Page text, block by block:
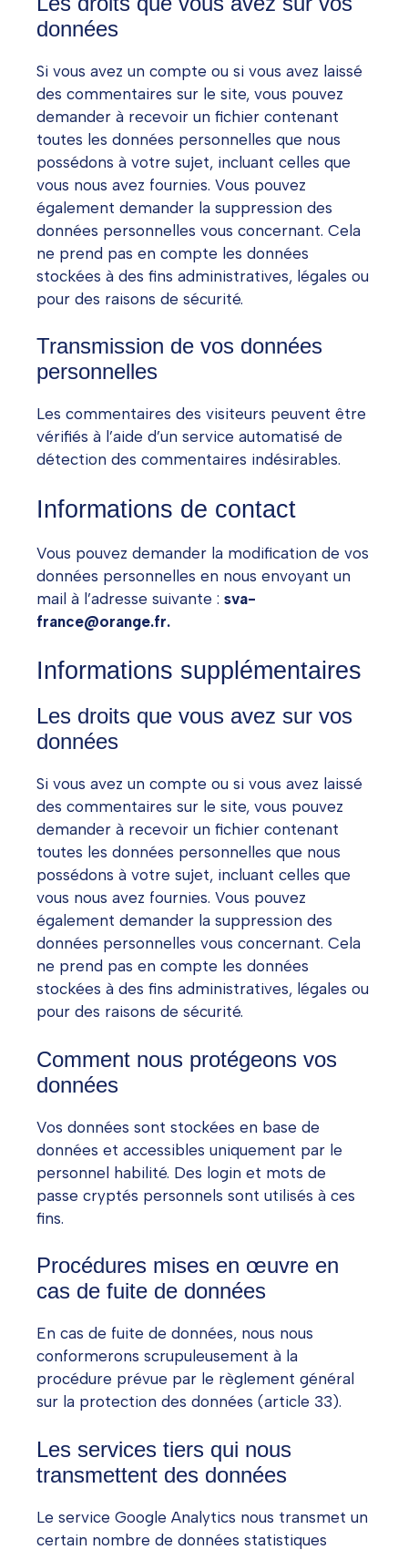
données
Si vous avez un compte ou si vous avez laissé
des commentaires sur le site, vous pouvez
demander à recevoir un fichier contenant
toutes les données personnelles que nous
possédons à votre sujet, incluant celles que
vous nous avez fournies. Vous pouvez
également demander la suppression des
données personnelles vous concernant. Cela
ne prend pas en compte les données
stockées à des fins administratives, légales ou
pour des raisons de sécurité.
Transmission de vos données
personnelles
Les commentaires des visiteurs peuvent être
vérifiés à l’aide d’un service automatisé de
détection des commentaires indésirables.
Informations de contact
Vous pouvez demander la modification de vos
données personnelles en nous envoyant un
mail à l’adresse suivante : sva-
france@orange.fr.
Informations supplémentaires
Les droits que vous avez sur vos
données
Si vous avez un compte ou si vous avez laissé
des commentaires sur le site, vous pouvez
demander à recevoir un fichier contenant
toutes les données personnelles que nous
possédons à votre sujet, incluant celles que
vous nous avez fournies. Vous pouvez
également demander la suppression des
données personnelles vous concernant. Cela
ne prend pas en compte les données
stockées à des fins administratives, légales ou
pour des raisons de sécurité.
Comment nous protégeons vos
données
Vos données sont stockées en base de
données et accessibles uniquement par le
personnel habilité. Des login et mots de
passe cryptés personnels sont utilisés à ces
fins.
Procédures mises en œuvre en
cas de fuite de données
En cas de fuite de données, nous nous
conformerons scrupuleusement à la
procédure prévue par le règlement général
sur la protection des données (article 33).
Les services tiers qui nous
transmettent des données
Le service Google Analytics nous transmet un
certain nombre de données statistiques